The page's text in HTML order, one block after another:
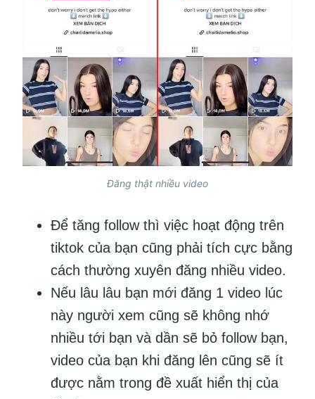
Đăng thật nhiều video
Để tăng follow thì việc hoạt động trên
tiktok của bạn cũng phải tích cực bằng
cách thường xuyên đăng nhiều video.
Nếu lâu lâu bạn mới đăng 1 video lúc
này người xem cũng sẽ không nhớ
nhiều tới bạn và dần sẽ bỏ follow bạn,
video của bạn khi đăng lên cũng sẽ ít
được nằm trong đề xuất hiển thị của